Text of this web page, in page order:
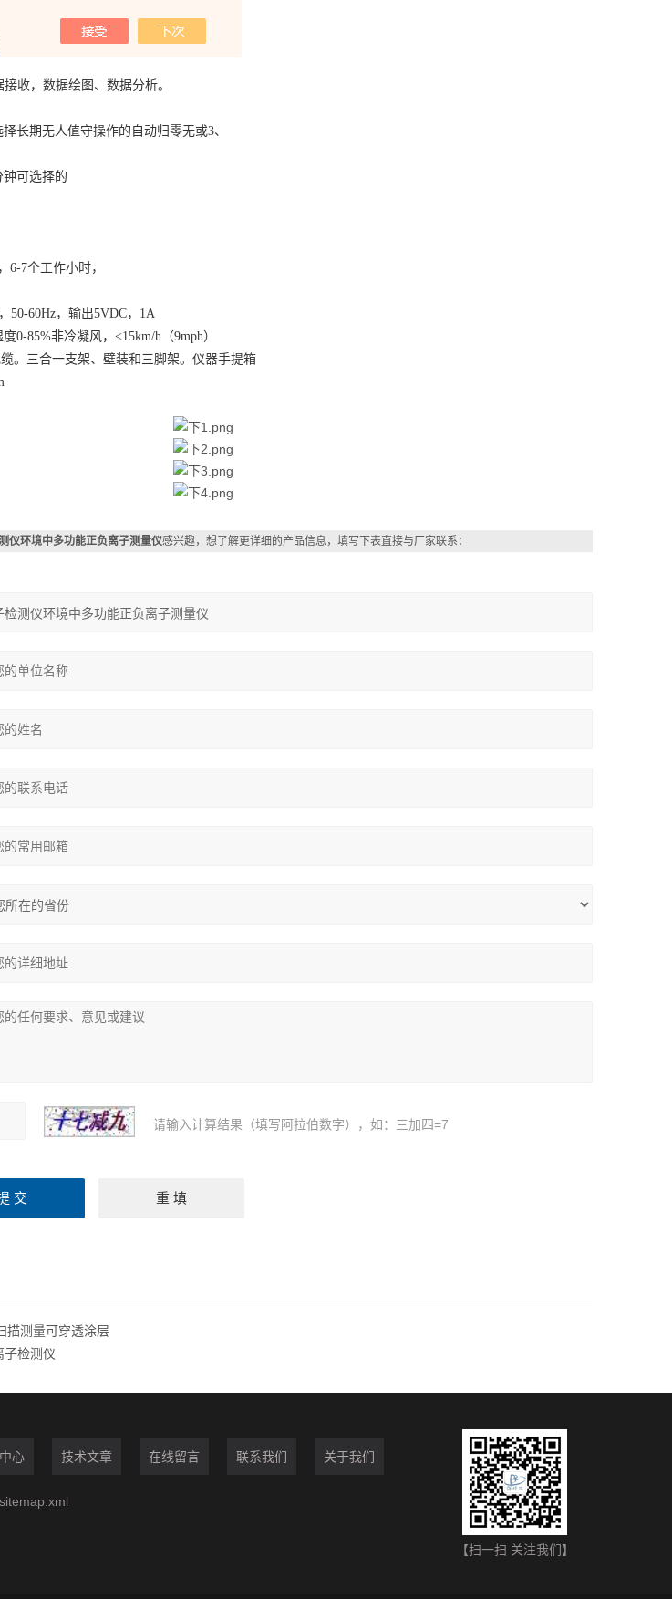
时间戳文件（大多数据分析软件支持）离
上，最大存储空间
32GB.
收，数据绘图、数据分析。
长期无人值守操作的自动归零无或3、
钟可选择的
6-7个工作小时，
50-60Hz，输出5VDC， 1A
度0-85%非冷凝风， <15km/h（9mph）
。三合一支架、壁装和三脚架。仪器手提箱
仪环境中多功能正负离子测量仪感兴趣，想了解更详细的产品信息，填写下表直接与厂家联系：
请输入计算结果（填写阿拉伯数字），如：三加四=7
描测量可穿透涂层
子检测仪
心 技术文章 在线留言 联系我们 关于我们
sitemap.xml
【扫一扫 关注我们】